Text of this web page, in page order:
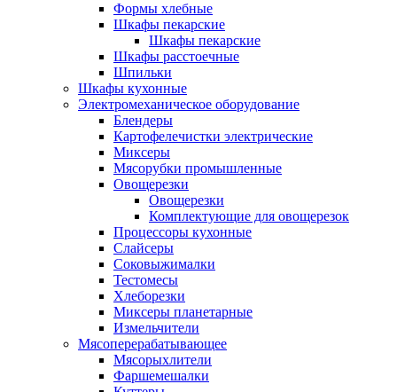
Формы хлебные
Шкафы пекарские
Шкафы пекарские
Шкафы расстоечные
Шпильки
Шкафы кухонные
Электромеханическое оборудование
Блендеры
Картофелечистки электрические
Миксеры
Мясорубки промышленные
Овощерезки
Овощерезки
Комплектующие для овощерезок
Процессоры кухонные
Слайсеры
Соковыжималки
Тестомесы
Хлеборезки
Миксеры планетарные
Измельчители
Мясоперерабатывающее
Мясорыхлители
Фаршемешалки